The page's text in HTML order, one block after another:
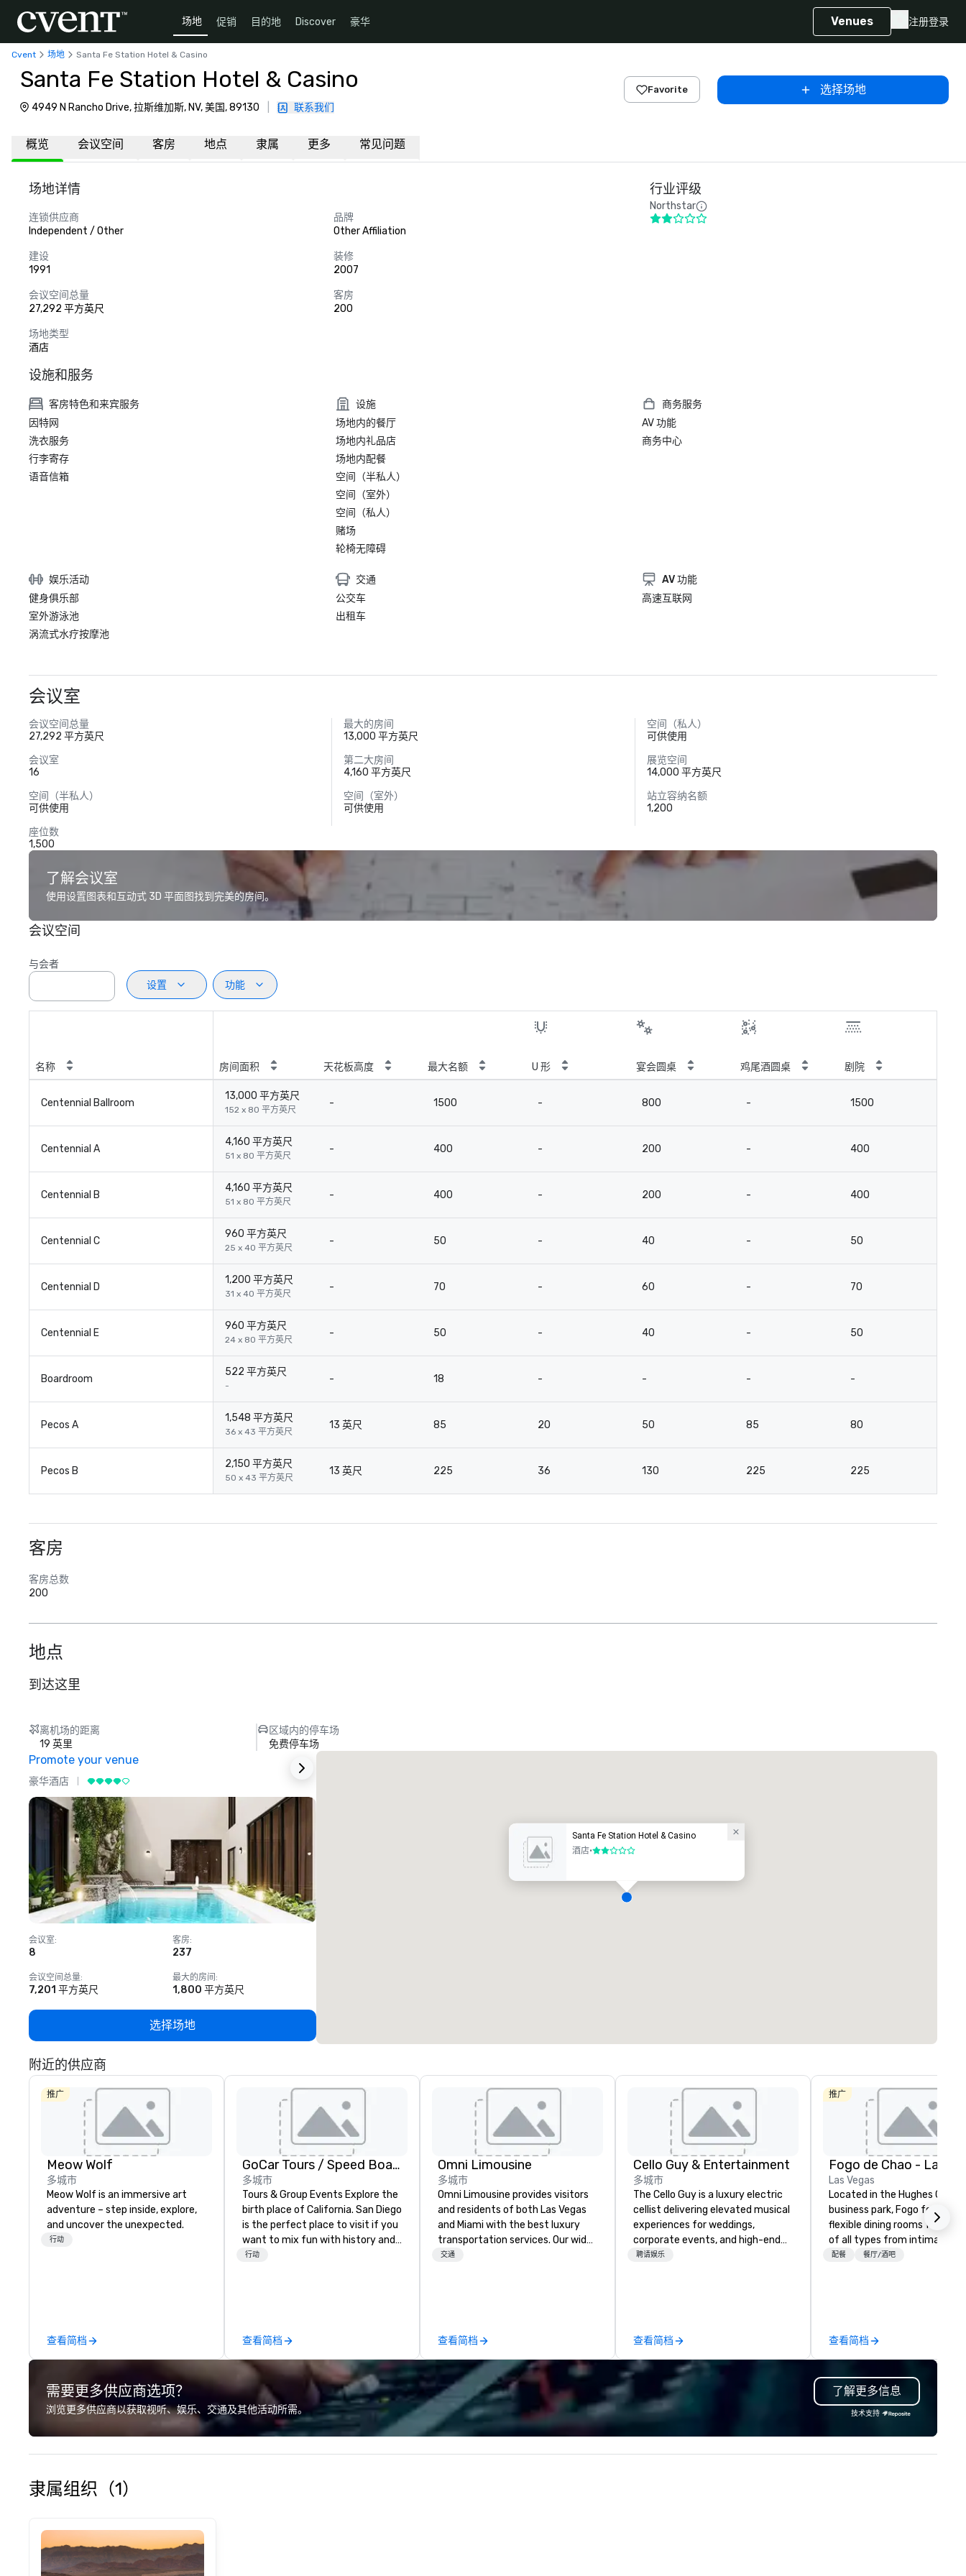
场地 促销 目的地 Discover 豪华 Venues 注册登录
Cvent 场地 Santa Fe Station Hotel & Casino
Santa Fe Station Hotel & Casino
4949 N Rancho Drive, 拉斯维加斯, NV, 美国, 89130 联系我们
Favorite 选择场地
概览 会议空间 客房 地点 隶属 更多 常见问题
场地详情
连锁供应商
Independent / Other
品牌
Other Affiliation
建设
1991
装修
2007
会议空间总量
27,292 平方英尺
客房
200
场地类型
酒店
行业评级
Northstar
设施和服务
客房特色和来宾服务
因特网
洗衣服务
行李寄存
语音信箱
设施
场地内的餐厅
场地内礼品店
场地内配餐
空间（半私人）
空间（室外）
空间（私人）
赌场
轮椅无障碍
商务服务
AV 功能
商务中心
娱乐活动
健身俱乐部
室外游泳池
涡流式水疗按摩池
交通
公交车
出租车
AV 功能
高速互联网
会议室
会议空间总量
27,292 平方英尺
最大的房间
13,000 平方英尺
空间（私人）
可供使用
会议室
16
第二大房间
4,160 平方英尺
展览空间
14,000 平方英尺
空间（半私人）
可供使用
空间（室外）
可供使用
站立容纳名额
1,200
座位数
1,500
了解会议室
使用设置图表和互动式 3D 平面图找到完美的房间。
会议空间
与会者
设置
功能
名称 房间面积 天花板高度 最大名额 U 形 宴会圆桌 鸡尾酒圆桌 剧院
Centennial Ballroom
13,000 平方英尺
152 x 80 平方英尺
- 1500 - 800 - 1500
Centennial A
4,160 平方英尺
51 x 80 平方英尺
- 400 - 200 - 400
Centennial B
4,160 平方英尺
51 x 80 平方英尺
- 400 - 200 - 400
Centennial C
960 平方英尺
25 x 40 平方英尺
- 50 - 40 - 50
Centennial D
1,200 平方英尺
31 x 40 平方英尺
- 70 - 60 - 70
Centennial E
960 平方英尺
24 x 80 平方英尺
- 50 - 40 - 50
Boardroom
522 平方英尺
-
- 18 - - - -
Pecos A
1,548 平方英尺
36 x 43 平方英尺
13 英尺 85 20 50 85 80
Pecos B
2,150 平方英尺
50 x 43 平方英尺
13 英尺 225 36 130 225 225
客房
客房总数
200
地点
到达这里
离机场的距离
19 英里
区域内的停车场
免费停车场
Promote your venue
豪华酒店
会议室:
8
客房:
237
会议空间总量:
7,201 平方英尺
最大的房间 :
1,800 平方英尺
选择场地
Santa Fe Station Hotel & Casino
酒店•2/5
附近的供应商
推广
Meow Wolf
多城市
Meow Wolf is an immersive art
adventure – step inside, explore,
and uncover the unexpected.
行动
查看简档
GoCar Tours / Speed Boat Adventures
多城市
Tours & Group Events Explore the
birth place of California. San Diego
is the perfect place to visit if you
want to mix fun with history and
recreation with beauty. We deliver
exact needs. Our programs are
greatly enhanced by a live
scoreboard, photo, video
activities, 3D navigation,
augmented reality and challenges
presented on the teams’ mobile
device. We can also incorporate
our Speedboat Adventures into
行动
查看简档
Omni Limousine
多城市
Omni Limousine provides visitors
and residents of both Las Vegas
and Miami with the best luxury
transportation services. Our wide
selection of sleek sedans, smooth
concerts, and nights out on the
town. Whether you're in Las Vegas
or Miami, when looking for premier
transportation service, contact
Omni Limousine to make your
event extra special!
交通
查看简档
Cello Guy & Entertainment
多城市
The Cello Guy is a luxury electric
cellist delivering elevated musical
experiences for weddings,
corporate events, and high-end
celebrations across the United
atmosphere that transforms any
event. His work and signature
artistic identity have been
featured in People Magazine and
Vegas Bride Magazine, positioning
luxury string entertainers in Las
Vegas. Known for his polished
聘请娱乐
查看简档
推广
Fogo de Chao - Las
Las Vegas
Located in the Hughes
business park, Fogo features
flexible dining rooms for
of all types from intimate
gatherings to grand
full-service catering and
contactless takeout and
options.
配餐 餐厅/酒吧
查看简档
需要更多供应商选项？
浏览更多供应商以获取视听、娱乐、交通及其他活动所需。
了解更多信息
技术支持
隶属组织（1）